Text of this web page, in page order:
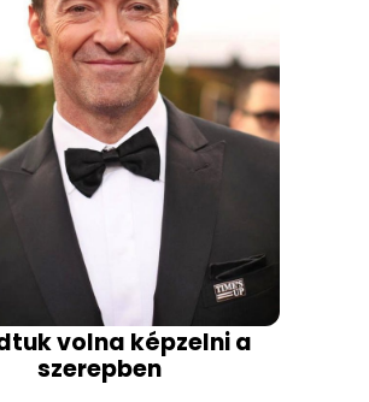
volna képzelni a
szerepben